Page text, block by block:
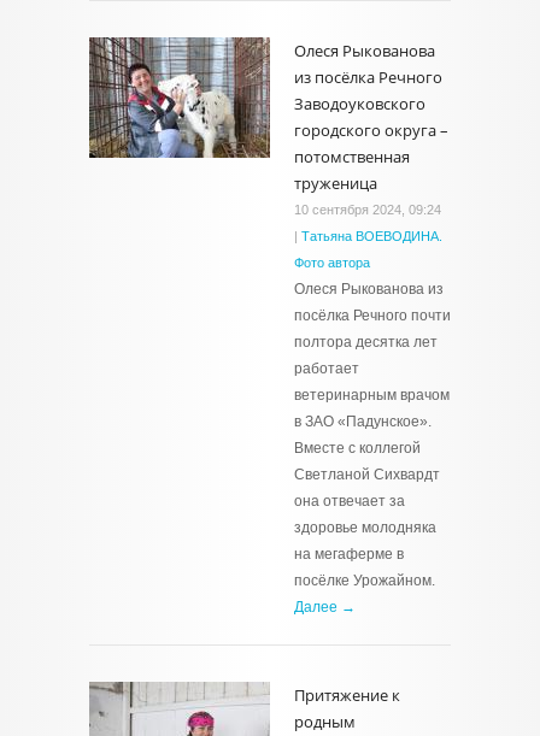
Олеся Рыкованова
из посёлка Речного
Заводоуковского
городского округа –
потомственная
труженица
10 сентября 2024, 09:24
| Татьяна ВОЕВОДИНА.
Фото автора
Олеся Рыкованова из
посёлка Речного почти
полтора десятка лет
работает
ветеринарным врачом
в ЗАО «Падунское».
Вместе с коллегой
Светланой Сихвардт
она отвечает за
здоровье молодняка
на мегаферме в
посёлке Урожайном.
Далее →
Притяжение к
родным